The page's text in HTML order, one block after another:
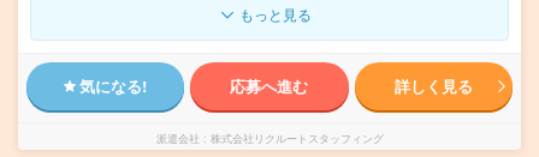
もっと見る
気になる! 応募へ進む 詳しく見る
派遣会社 株式会社リクルートスタッフィング